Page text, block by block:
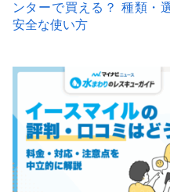
ンターで買える？ 種類・
安全な使い方